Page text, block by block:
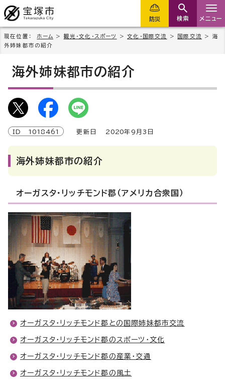
防災 検索 メニュー
現在位置： ホーム > 観光・文化・スポーツ >文化・国際交流 > 国際交流
> 海
外姉妹都市の紹介
海外姉妹都市の紹介
ID 1018461 更新日 2020年9月3日
海外姉妹都市の紹介
オーガスタ・リッチモンド郡（アメリカ合衆国）
オーガスタ・リッチモンド郡との国際姉妹都市交流
オーガスタ・リッチモンド郡のスポーツ・文化
オーガスタ・リッチモンド郡の産業・交通
オーガスタ・リッチモンド郡の風土